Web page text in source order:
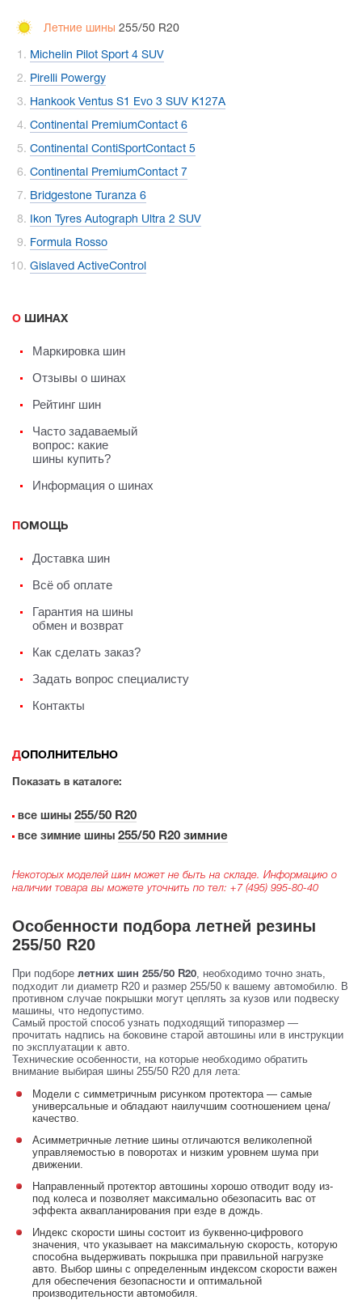
Летние шины 255/50 R20
Michelin Pilot Sport 4 SUV
Pirelli Powergy
Hankook Ventus S1 Evo 3 SUV K127A
Continental PremiumContact 6
Continental ContiSportContact 5
Continental PremiumContact 7
Bridgestone Turanza 6
Ikon Tyres Autograph Ultra 2 SUV
Formula Rosso
Gislaved ActiveControl
О ШИНАХ
Маркировка шин
Отзывы о шинах
Рейтинг шин
Часто задаваемый
вопрос: какие
шины купить?
Информация о шинах
ПОМОЩЬ
Доставка шин
Всё об оплате
Гарантия на шины
обмен и возврат
Как сделать заказ?
Задать вопрос специалисту
Контакты
ДОПОЛНИТЕЛЬНО
Показать в каталоге:
все шины 255/50 R20
все зимние шины 255/50 R20 зимние
Некоторых моделей шин может не быть на складе. Информацию о
наличии товара вы можете уточнить по тел: +7 (495) 995-80-40
Особенности подбора летней резины
255/50 R20
При подборе летних шин 255/50 R20
, необходимо точно знать,
подходит ли диаметр R20 и размер 255/50 к вашему автомобилю. В
противном случае покрышки могут цеплять за кузов или подвеску
машины, что недопустимо.
Самый простой способ узнать подходящий типоразмер —
прочитать надпись на боковине старой автошины или в инструкции
по эксплуатации к авто.
Технические особенности, на которые необходимо обратить
внимание выбирая шины 255/50 R20 для лета:
Модели с симметричным рисунком протектора — самые
универсальные и обладают наилучшим соотношением цена/
качество.
Асимметричные летние шины отличаются великолепной
управляемостью в поворотах и низким уровнем шума при
движении.
Направленный протектор автошины хорошо отводит воду из-
под колеса и позволяет максимально обезопасить вас от
эффекта аквапланирования при езде в дождь.
Индекс скорости шины состоит из буквенно-цифрового
значения, что указывает на максимальную скорость, которую
способна выдерживать покрышка при правильной нагрузке
авто. Выбор шины с определенным индексом скорости важен
для обеспечения безопасности и оптимальной
производительности автомобиля.